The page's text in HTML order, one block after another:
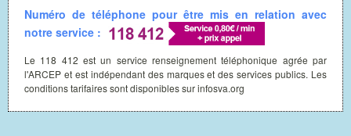
Numéro de téléphone pour être mis en relation avec
notre service :
Le 118 412 est un service renseignement téléphonique agrée par
l'ARCEP et est indépendant des marques et des services publics. Les
conditions tarifaires sont disponibles sur infosva.org